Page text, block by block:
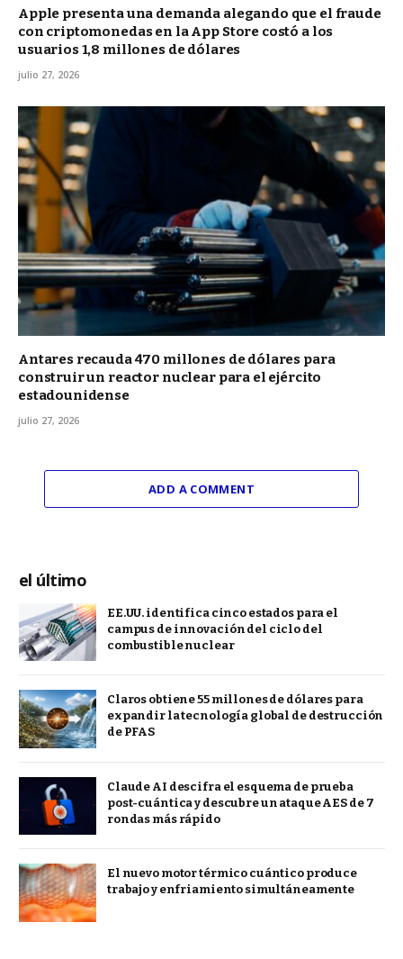
Apple presenta una demanda alegando que el fraude
con criptomonedas en la App Store costó a los
usuarios 1,8 millones de dólares
julio 27, 2026
Antares recauda 470 millones de dólares para
construir un reactor nuclear para el ejército
estadounidense
julio 27, 2026
ADD A COMMENT
el último
EE.UU. identifica cinco estados para el
campus de innovación del ciclo del
combustible nuclear
Claros obtiene 55 millones de dólares para
expandir la tecnología global de destrucción
de PFAS
Claude AI descifra el esquema de prueba
post-cuántica y descubre un ataque AES de 7
rondas más rápido
El nuevo motor térmico cuántico produce
trabajo y enfriamiento simultáneamente